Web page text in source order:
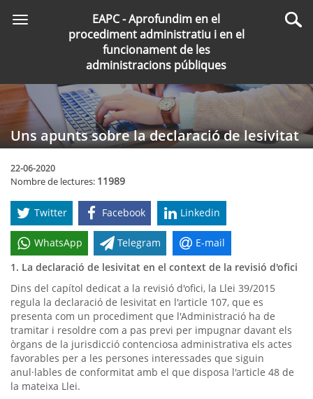
Toggle
navigation
EAPC - Aprofundim en el
procediment administratiu i en el
funcionament de les
administracions públiques
Uns apunts sobre la declaració de lesivitat
22-06-2020
Nombre de lectures: 11989
Twitter Facebook Linkedin
WhatsApp Telegram
E-mail
1. La declaració de lesivitat en el context de la revisió d'ofici
Dins del capítol dedicat a la revisió d'ofici, la Llei 39/2015
regula la declaració de lesivitat en l'article 107, que es
presenta com un procediment que l'Administració ha de
tramitar i resoldre com a pas previ per impugnar davant els
òrgans de la jurisdicció contenciosa administrativa els actes
favorables per a les persones interessades que siguin
anul·lables de conformitat amb el que disposa l'article 48 de
la mateixa Llei.